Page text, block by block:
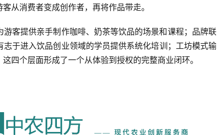
从消费者变成创作者，再将作品带走。
客提供亲手制作咖啡、奶茶等饮品的场景和课程；品牌联
于进入饮品创业领域的学员提供系统化培训；工坊模式输
四个层面形成了一个从体验到授权的完整商业闭环。